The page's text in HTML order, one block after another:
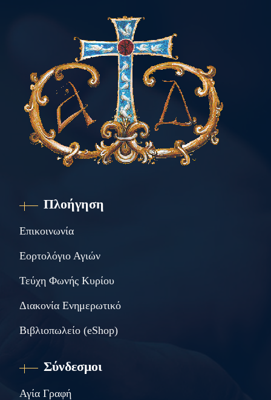
Πλοήγηση
Επικοινωνία
Εορτολόγιο Αγιών
Τεύχη Φωνής Κυρίου
Διακονία Ενημερωτικό
Βιβλιοπωλείο (eShop)
Σύνδεσμοι
Αγία Γραφή